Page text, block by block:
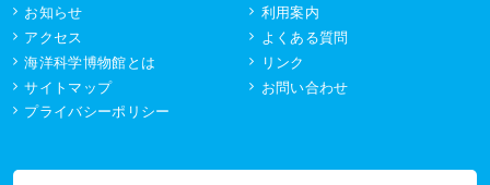
お知らせ
利用案内
アクセス
よくある質問
海洋科学博物館とは
リンク
サイトマップ
お問い合わせ
プライバシーポリシー